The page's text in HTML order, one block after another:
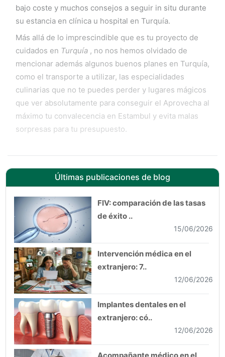
bajo coste y muchos consejos a seguir in situ durante
su estancia en clínica u hospital en Turquía.
Más allá de lo imprescindible que es tu proyecto de
cuidados en Turquía , no nos hemos olvidado de
mencionar además algunos buenos planes en Turquía,
como el transporte a utilizar, las especialidades
culinarias que no te puedes perder y lugares mágicos
que ver absolutamente para conseguir el Aprovecha al
máximo tu convalecencia en Estambul y evita malas
sorpresas para tu presupuesto.
nuestros pacientes en todo el mundo.
¿Cómo encontrar su clínica en Turquía?
La primera idea que le viene a la cabeza a casi todo el
mundo es ponerse en contacto directo con los
hospitales, donde encontrará sus datos de contacto
online.
Sigue siendo una forma clásica y en la que
rápidamente aumentará sus límites, si se compara de
esta manera con contactar con una agencia
especializada sin costo como Turkey Health.
¿Qué más me puede ofrecer Turkey Health en
Últimas publicaciones de blog
FIV: comparación de las tasas
de éxito ..
15/06/2026
Intervención médica en el
extranjero: 7..
12/06/2026
Implantes dentales en el
extranjero: có..
12/06/2026